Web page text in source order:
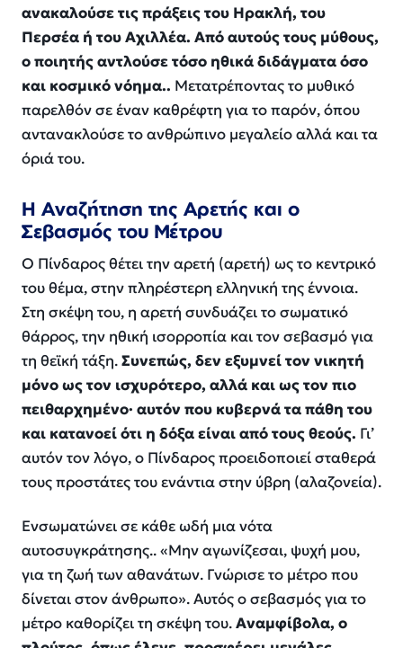
ανακαλούσε τις πράξεις του Ηρακλή, του
Περσέα ή του Αχιλλέα. Από αυτούς τους μύθους,
ο ποιητής αντλούσε τόσο ηθικά διδάγματα όσο
και κοσμικό νόημα.. Μετατρέποντας το μυθικό
παρελθόν σε έναν καθρέφτη για το παρόν, όπου
αντανακλούσε το ανθρώπινο μεγαλείο αλλά και τα
όριά του.
Η Αναζήτηση της Αρετής και ο
Σεβασμός του Μέτρου
Ο Πίνδαρος θέτει την αρετή (αρετή) ως το κεντρικό
του θέμα, στην πληρέστερη ελληνική της έννοια.
Στη σκέψη του, η αρετή συνδυάζει το σωματικό
θάρρος, την ηθική ισορροπία και τον σεβασμό για
τη θεϊκή τάξη.Συνεπώς, δεν εξυμνεί τον νικητή
μόνο ως τον ισχυρότερο, αλλά και ως τον πιο
πειθαρχημένο· αυτόν που κυβερνά τα πάθη του
και κατανοεί ότι η δόξα είναι από τους θεούς. Γι’
αυτόν τον λόγο, ο Πίνδαρος προειδοποιεί σταθερά
τους προστάτες του ενάντια στην ύβρη (αλαζονεία).
Ενσωματώνει σε κάθε ωδή μια νότα
αυτοσυγκράτησης.. «Μην αγωνίζεσαι, ψυχή μου,
για τη ζωή των αθανάτων. Γνώρισε το μέτρο που
δίνεται στον άνθρωπο». Αυτός ο σεβασμός για το
μέτρο καθορίζει τη σκέψη του.Αναμφίβολα, ο